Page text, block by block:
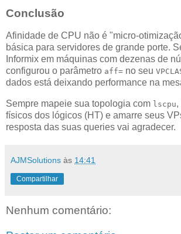
Conclusão
Afinidade de CPU não é "micro-
básica para servidores de grande porte.
Informix em máquinas com dezenas de
configurou o parâmetro aff= no seu
dados está deixando performance na
Sempre mapeie sua topologia com lscpu,
físicos dos lógicos (HT) e amarre seus
resposta das suas queries vai agradecer.
AJMSolutions às 14:41
Compartilhar
Nenhum comentário: